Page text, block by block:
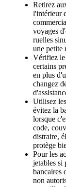
Retirez
l'intérieur
voyages
ruelles
une petite
Vérifiez le
certains
en plus
changez
Utilisez
évitez la
lorsque
code,
distraire,
protège
Pour les
jetables si
bancaires
non